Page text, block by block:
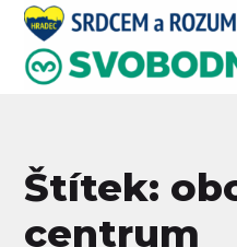
Štítek:
centrum